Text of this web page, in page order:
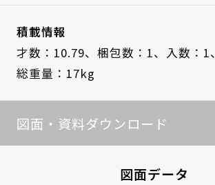
積載情報
才数：10.79、 梱包数：1、 入数：1、
総重量：17kg
図面・資料ダウンロード
図面データ